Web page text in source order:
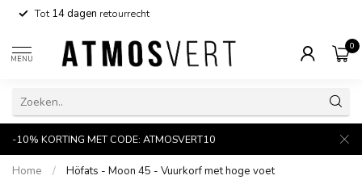
Tot14 dagen retourrecht
MENU
0
-10% KORTING MET CODE: ATMOSVERT10
Home / Höfats - Moon 45 - Vuurkorf met hoge voet